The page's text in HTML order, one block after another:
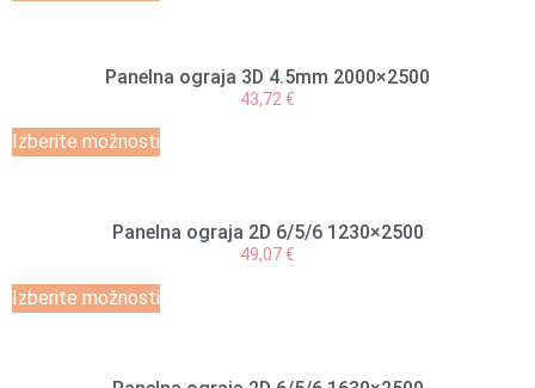
Panelna ograja 3D 4.5mm 2000×2500
43,72 €
Izberite možnosti
Panelna ograja 2D 6/5/6 1230×2500
49,07€
Izberite možnosti